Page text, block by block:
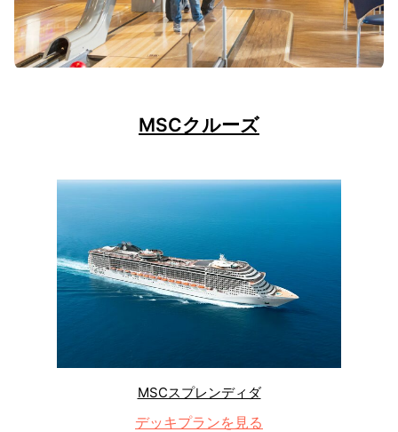
MSCクルーズ
MSCスプレンディダ
デッキプランを見る